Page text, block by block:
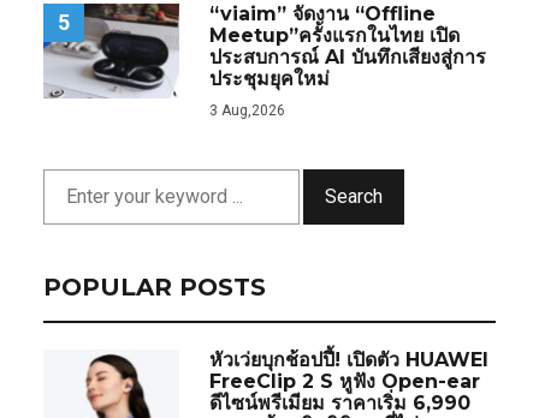
5
“viaim” จัดงาน “Offline
Meetup”ครั้งแรกในไทย เปิด
ประสบการณ์ AI บันทึกเสียงสู่การ
ประชุมยุคใหม่
3 Aug,2026
Search
POPULAR POSTS
หัวเว่ยบุกช้อปปี้! เปิดตัว HUAWEI
FreeClip 2 S หูฟัง Open-ear
ดีไซน์พรีเมียม ราคาเริ่ม 6,990